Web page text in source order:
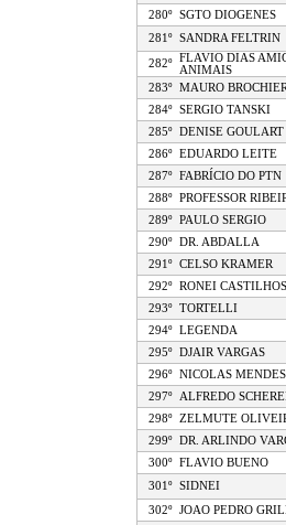
280º
SGTO DIOGENES
281º
SANDRA FELTRIN
282º
FLAVIO DIAS
ANIMAIS
283º
MAURO
284º
SERGIO TANSKI
285º
DENISE GOULART
286º
EDUARDO LEITE
287º
FABRÍCIO DO PTN
288º
PROFESSOR
289º
PAULO SERGIO
290º
DR. ABDALLA
291º
CELSO KRAMER
292º
RONEI CASTILHOS
293º
TORTELLI
294º
LEGENDA
295º
DJAIR VARGAS
296º
NICOLAS
297º
ALFREDO
298º
ZELMUTE
299º
DR. ARLINDO
300º
FLAVIO BUENO
301º
SIDNEI
302º
JOAO PEDRO